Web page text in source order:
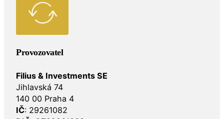
Provozovatel
Filius & Investments SE
Jihlavská 74
140 00 Praha 4
IČ: 29261082